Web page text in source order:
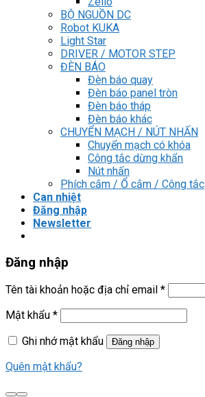
BỘ NGUỒN DC
Robot KUKA
Light Star
DRIVER / MOTOR STEP
ĐÈN BÁO
Đèn báo quay
Đèn báo panel tròn
Đèn báo tháp
Đèn báo khác
CHUYỂN MẠCH / NÚT NHẤN
Chuyển mạch có khóa
Công tắc dừng khẩn
Nút nhấn
Phích cắm / Ổ cắm / Công tắc
Can nhiệt
Đăng nhập
Newsletter
Đăng nhập
Tên tài khoản hoặc địa chỉ email *
Mật khẩu *
Ghi nhớ mật khẩu
Đăng nhập
Quên mật khẩu?